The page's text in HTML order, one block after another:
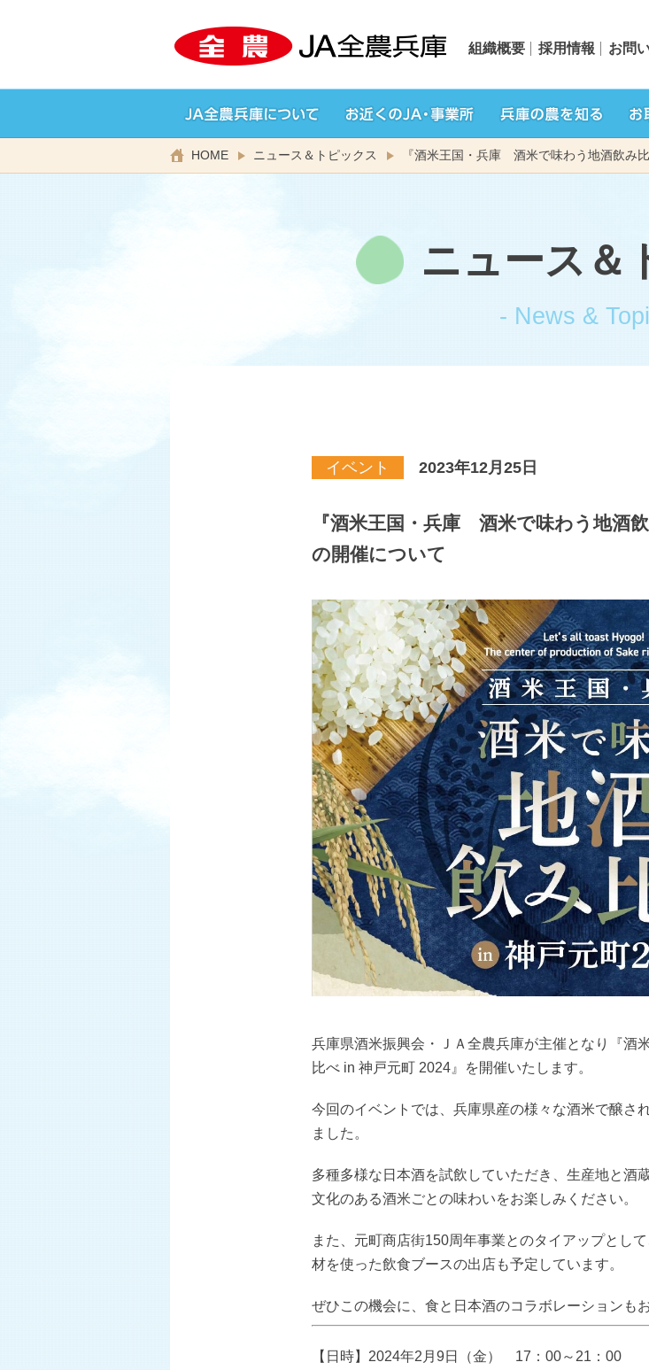
組織概要 採用情報 お問
JA全農兵庫とは？ 事業内容
米と麦 野菜と花
淡路島たまねぎ
JA葬祭ひょうご
JAのリフォーム・
リノベーション
HOME ニュース＆トピックス 『酒米王国・兵庫 酒米で味わう地酒飲み
ニュース＆
- News &
イベント 2023年12月25日
『酒米王国・兵庫 酒米で味わう地酒
の開催について
兵庫県酒米振興会・ＪＡ全農兵庫が主催となり『
比べ in 神戸元町 2024』を開催いたします。
今回のイベントでは、兵庫県産の様々な酒米で醸さ
ました。
多種多様な日本酒を試飲していただき、生産地と酒
文化のある酒米ごとの味わいをお楽しみください。
また、元町商店街150周年事業とのタイアップとし
材を使った飲食ブースの出店も予定しています。
ぜひこの機会に、食と日本酒のコラボレーションも
【日時】 2024年2 月 9 日（金） 17 ： 00～ 21 ： 00